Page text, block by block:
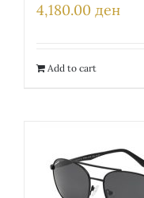
4,180.00 ден
Add to cart